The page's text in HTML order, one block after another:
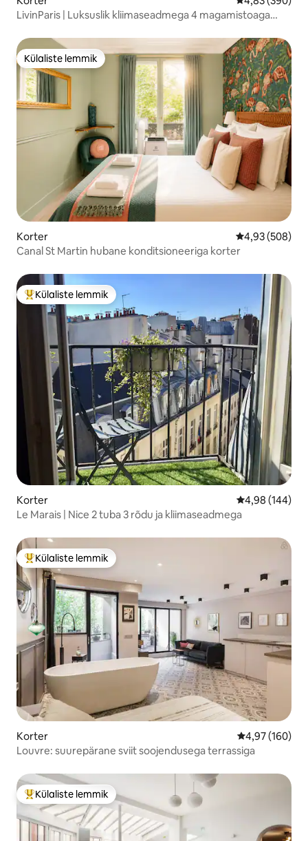
LivinParis | Luksuslik kliimaseadmega 4 magamistoaga
Külaliste lemmik
Külaliste lemmik
Korter Keskmine
4,93 (508)
Canal St Martin hubane konditsioneeriga korter
Külaliste suur lemmik
Külaliste lemmik
Korter Keskmine
4,98 (144)
Le Marais | Nice 2 tuba 3 rõdu ja kliimaseadmega
Külaliste suur lemmik
Külaliste lemmik
Korter Keskmine
4,97 (160)
Louvre: suurepärane sviit soojendusega terrassiga
Külaliste suur lemmik
Külaliste lemmik